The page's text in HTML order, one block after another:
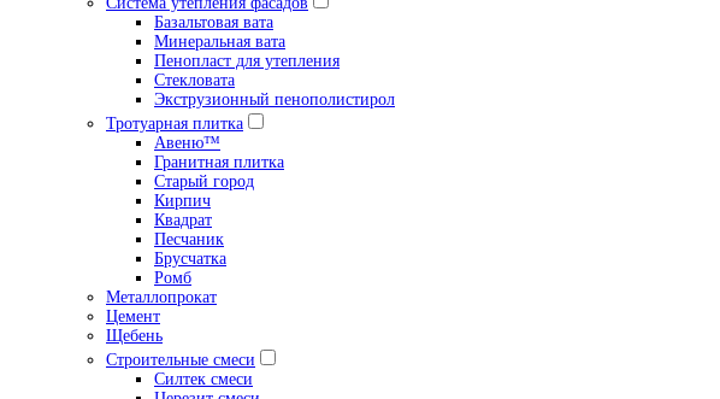
Базальтовая вата
Минеральная вата
Пенопласт для утепления
Стекловата
Экструзионный пенополистирол
Тротуарная плитка
Авеню™
Гранитная плитка
Старый город
Кирпич
Квадрат
Песчаник
Брусчатка
Ромб
Металлопрокат
Цемент
Щебень
Строительные смеси
Силтек смеси